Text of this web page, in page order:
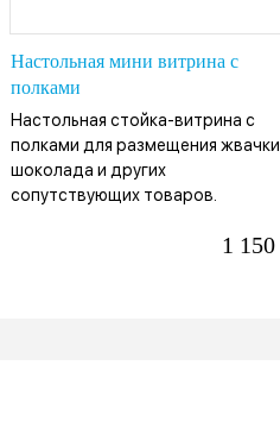
Настольная мини витрина с
полками
Настольная стойка-витрина с
полками для размещения жвачки,
шоколада и других
сопутствующих товаров.
1 150